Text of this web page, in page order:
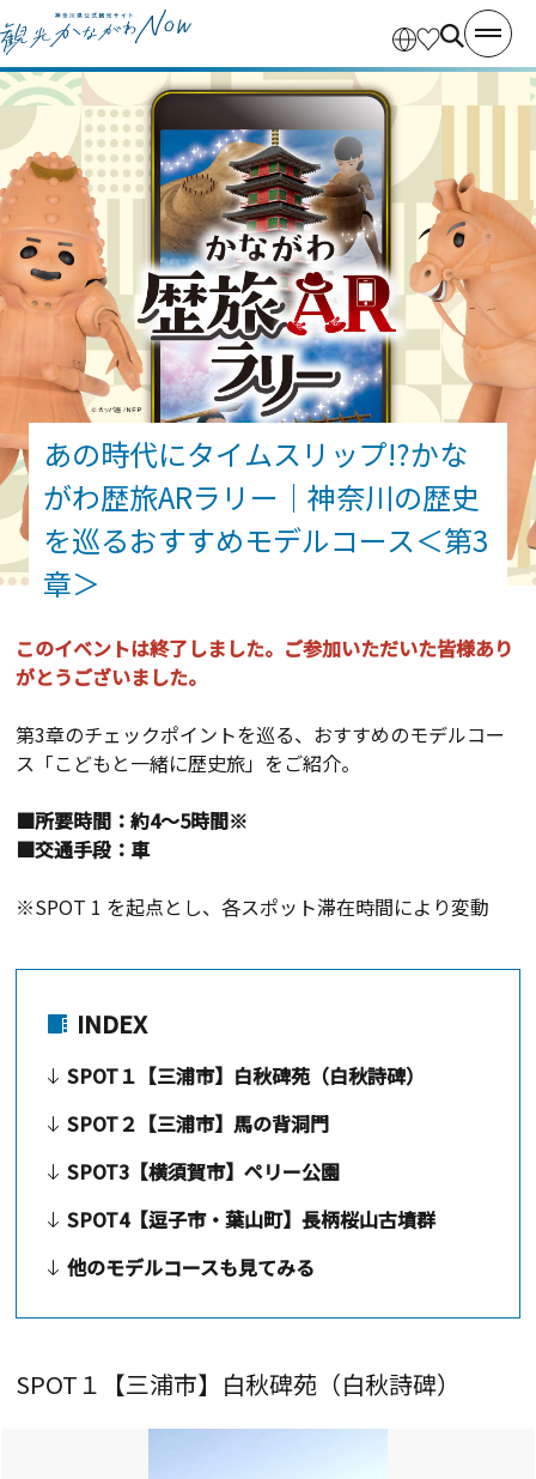
あの時代にタイムスリップ!?かな
がわ歴旅ARラリー｜神奈川の歴史
を巡るおすすめモデルコース＜第3
章＞
このイベントは終了しました。ご参加いただいた皆様あり
がとうございました。
第3章のチェックポイントを巡る、おすすめのモデルコー
ス「こどもと一緒に歴史旅」をご紹介。
■所要時間：約4～5時間※
■交通手段：車
※SPOT 1 を起点とし、各スポット滞在時間により変動
INDEX
SPOT１【三浦市】白秋碑苑（白秋詩碑）
SPOT２【三浦市】馬の背洞門
SPOT3【横須賀市】ペリー公園
SPOT4【逗子市・葉山町】長柄桜山古墳群
他のモデルコースも見てみる
SPOT１【三浦市】白秋碑苑（白秋詩碑）